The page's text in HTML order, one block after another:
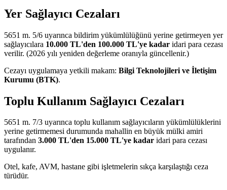
Yer Sağlayıcı Cezaları
5651 m. 5/6 uyarınca bildirim yükümlülüğünü yerine getirmeyen yer
sağlayıcılara 10.000 TL'den 100.000 TL'ye kadar idari para cezası
verilir. (2026 yılı yeniden değerleme oranıyla güncellenir.)
Cezayı uygulamaya yetkili makam: Bilgi Teknolojileri ve İletişim
Kurumu (BTK).
Toplu Kullanım Sağlayıcı Cezaları
5651 m. 7/3 uyarınca toplu kullanım sağlayıcıların yükümlülüklerini
yerine getirmemesi durumunda mahallin en büyük mülki amiri
tarafından 3.000 TL'den 15.000 TL'ye kadar idari para cezası
uygulanır.
Otel, kafe, AVM, hastane gibi işletmelerin sıkça karşılaştığı ceza
türüdür.